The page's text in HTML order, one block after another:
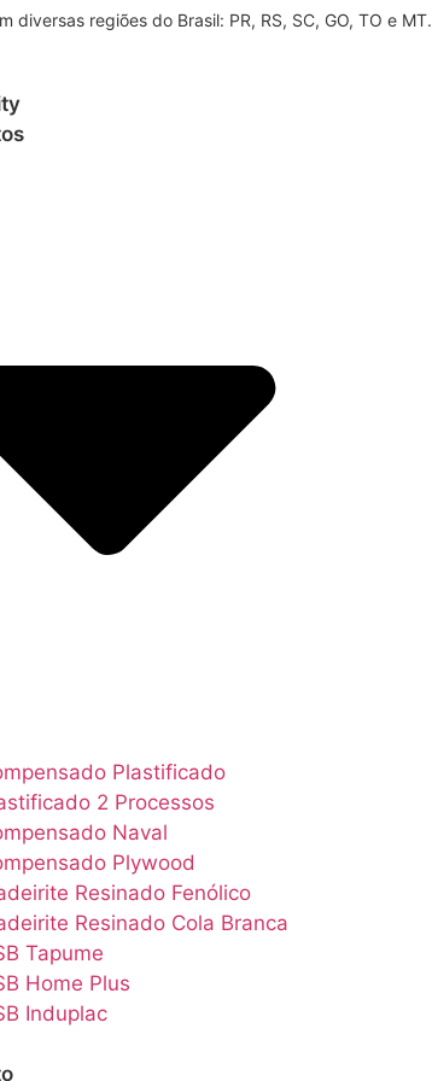
regiões do Brasil: PR, RS, SC, GO, TO e MT.
Plastificado
2 Processos
Naval
Plywood
Resinado Fenólico
Resinado Cola Branca
Tapume
Home Plus
Induplac